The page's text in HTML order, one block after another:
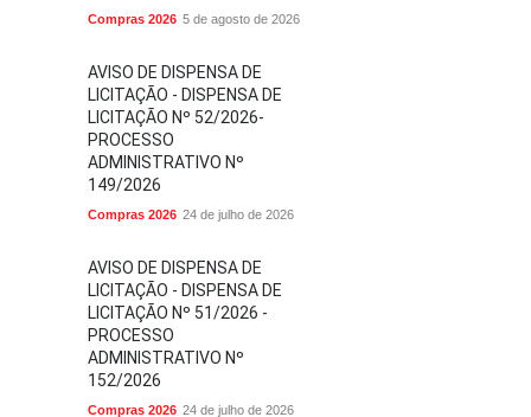
Compras 2026 5 de agosto de 2026
AVISO DE DISPENSA DE
LICITAÇÃO - DISPENSA DE
LICITAÇÃO Nº 52/2026-
PROCESSO
ADMINISTRATIVO Nº
149/2026
Compras 2026 24 de julho de 2026
AVISO DE DISPENSA DE
LICITAÇÃO - DISPENSA DE
LICITAÇÃO Nº 51/2026 -
PROCESSO
ADMINISTRATIVO Nº
152/2026
Compras 2026 24 de julho de 2026